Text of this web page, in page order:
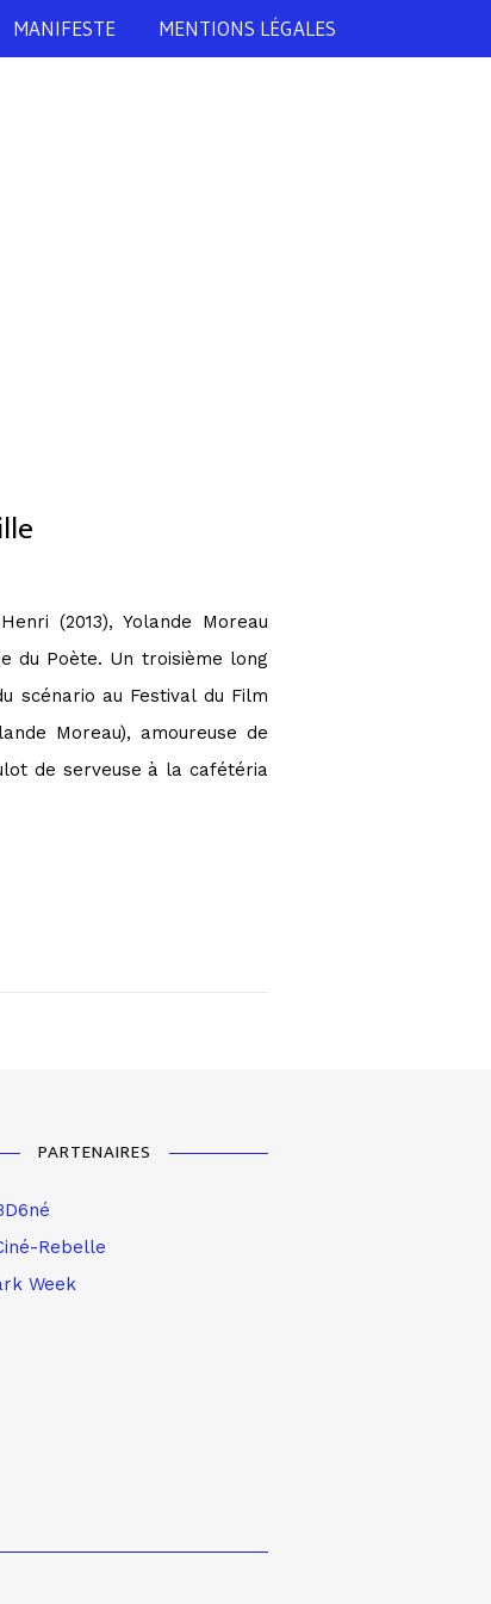
MANIFESTE MENTIONS LÉGALES
(2013), Yolande Moreau
du Poète. Un troisième long
scénario au Festival du Film
Moreau), amoureuse de
de serveuse à la cafétéria
PARTENAIRES
Rebelle
Week